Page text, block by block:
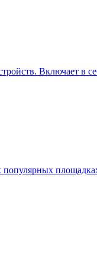
Включает в